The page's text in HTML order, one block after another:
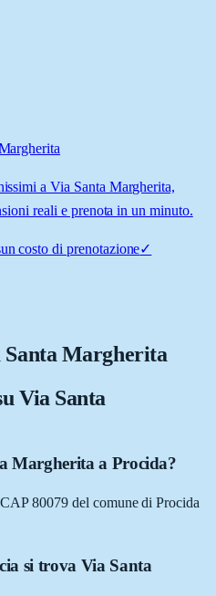
a Via Santa Margherita,
reali e prenota in un minuto.
costo di prenotazione✓
Santa Margherita
Via Santa
Margherita a Procida?
80079 del comune di Procida
si trova Via Santa